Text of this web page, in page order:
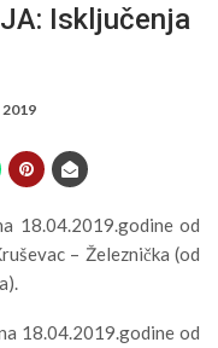
Isključenja
2019
18.04.2019.godine od
– Železnička (od
18.04.2019.godine od